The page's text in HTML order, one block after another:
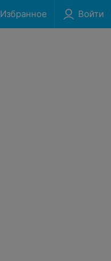
Избранное Войти